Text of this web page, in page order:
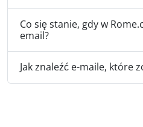
Co się stanie, gdy w
email?
Jak znaleźć e-maile, które